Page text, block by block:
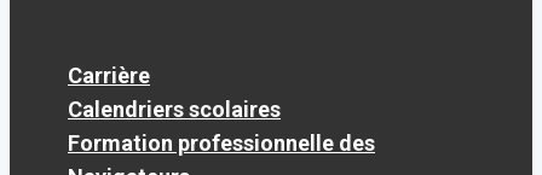
Carrière
Calendriers scolaires
Formation professionnelle des